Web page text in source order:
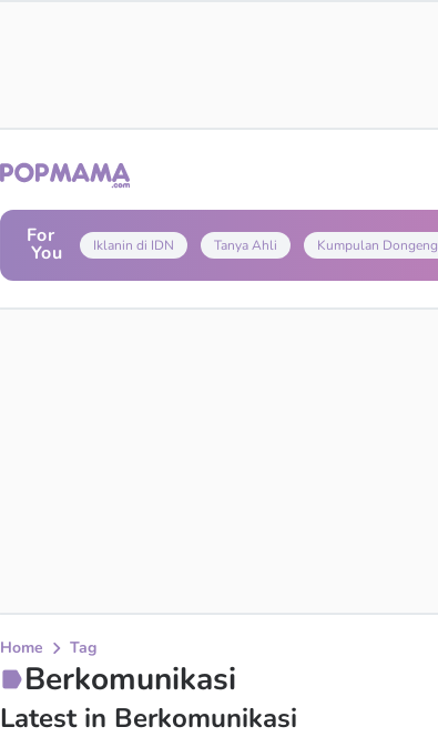
For
You Iklanin di IDN Tanya Ahli Kumpulan Dongeng
Home Tag
Berkomunikasi
Latest in Berkomunikasi